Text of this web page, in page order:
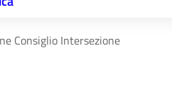
Consiglio Intersezione